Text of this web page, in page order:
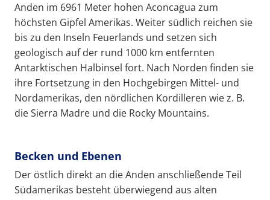
Anden im 6961 Meter hohen Aconcagua zum
höchsten Gipfel Amerikas. Weiter südlich reichen sie
bis zu den Inseln Feuerlands und setzen sich
geologisch auf der rund 1000 km entfernten
Antarktischen Halbinsel fort. Nach Norden finden sie
ihre Fortsetzung in den Hochgebirgen Mittel- und
Nordamerikas, den nördlichen Kordilleren wie z. B.
die Sierra Madre und die Rocky Mountains.
Becken und Ebenen
Der östlich direkt an die Anden anschließende Teil
Südamerikas besteht überwiegend aus alten